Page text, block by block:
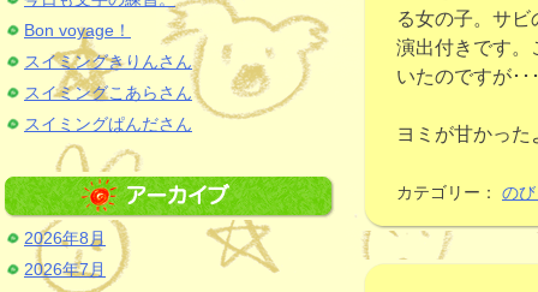
る女の子。サ
演出付きです。
いたのですが･･
ヨミが甘かった
カテゴリー： の
Bon voyage！
スイミングきりんさん
スイミングこあらさん
スイミングぱんださん
2026年8月
2026年7月